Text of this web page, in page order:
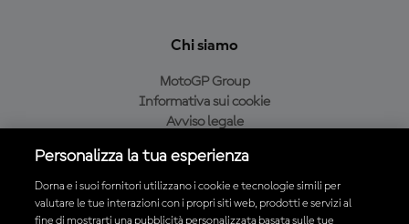
Chi siamo
MotoGP Group
Informativa sui cookie
Avviso legale
Condizioni di acquisto
Personalizza la tua esperienza
Dorna e i suoi fornitori utilizzano i cookie e tecnologie simili per
valutare le tue interazioni con i propri siti web, prodotti e servizi al
fine di mostrarti una pubblicità personalizzata basata sulle tue